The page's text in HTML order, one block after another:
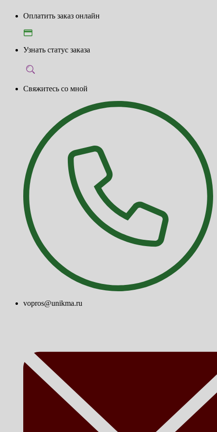
Оплатить заказ онлайн
Узнать статус заказа
Свяжитесь со мной
vopros@unikma.ru